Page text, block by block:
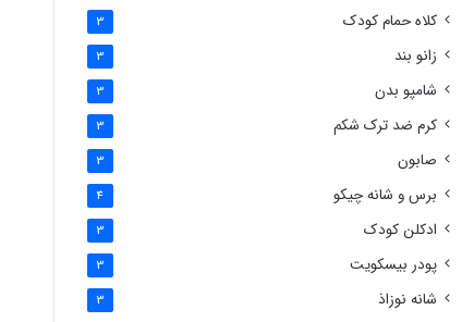
کلاه حمام کودک 3
زانو بند 3
شامپو بدن 3
کرم ضد ترک شکم 3
صابون 3
برس و شانه چیکو 4
ادکلن کودک 3
پودر بیسکویت 3
شانه نوزاذ 3